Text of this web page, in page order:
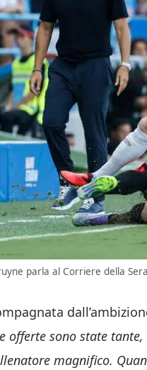
parla al Corriere della
offerte sono state
magnifico.